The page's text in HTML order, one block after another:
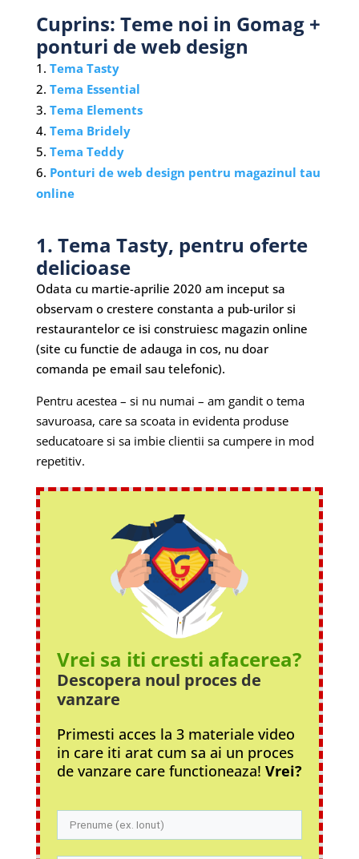
Cuprins: Teme noi in Gomag +
ponturi de web design
Tema Tasty
Tema Essential
Tema Elements
Tema Bridely
Tema Teddy
Ponturi de web design pentru magazinul tau
online
1. Tema Tasty, pentru oferte
delicioase
Odata cu martie-aprilie 2020 am inceput sa
observam o crestere constanta a pub-urilor si
restaurantelor ce isi construiesc magazin online
(site cu functie de adauga in cos, nu doar
comanda pe email sau telefonic).
Pentru acestea – si nu numai – am gandit o tema
savuroasa, care sa scoata in evidenta produse
seducatoare si sa imbie clientii sa cumpere in mod
repetitiv.
Vrei sa iti cresti afacerea?
Descopera noul procesde
vanzare
Primesti acces la 3 materiale video
in care iti arat cum sa ai un proces
de vanzare care functioneaza! Vrei?